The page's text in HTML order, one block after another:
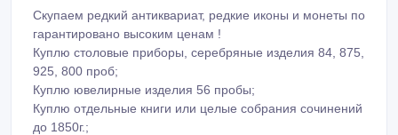
Скупаем редкий антиквариат, редкие иконы и монеты по
гарантировано высоким ценам !
Куплю столовые приборы, серебряные изделия 84, 875,
925, 800 проб;
Куплю ювелирные изделия 56 пробы;
Куплю отдельные книги или целые собрания сочинений
до 1850г.;